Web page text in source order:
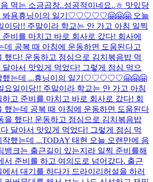
먹는 소금곱창..성공적이네요..ㅎ 맛있당
봐용휴닝이의 일기♡♡♡♡♡🤗🤗🤗 오늘
이당!! 주말이라 학교는 안 가고 아침 일찍
비를 마치고 바로 회사로 갔다! 회사에
데 공복 때 아침에 운동하면 도움된다고
했다! 운동하고 점심으로 김치볶음밥 먹
아서 맛있게 먹었다! 그렇게 점심 먹으
했는데 ...휴닝이의 일기♡♡♡♡♡🤗🤗🤗
요일이당!! 주말이라 학교는 안 가고 아침
고 준비를 마치고 바로 회사로 갔다! 회
했는데 공복 때 아침에 운동하면 도움된다
을 했다! 운동하고 점심으로 김치볶음밥
달아서 맛있게 먹었다! 그렇게 점심 먹
했는데 ...TODAY 태현 오늘 오랜만에 음
뱅크는 출근길이 있는지라 일찍 준비를해
서 준비를 하고 여의도로 넘어갔다. 출근
서 대기를 하다가 드라이리허설을 하러